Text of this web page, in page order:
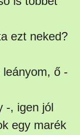
ezt neked?
ő -
-, igen jól
egy marék